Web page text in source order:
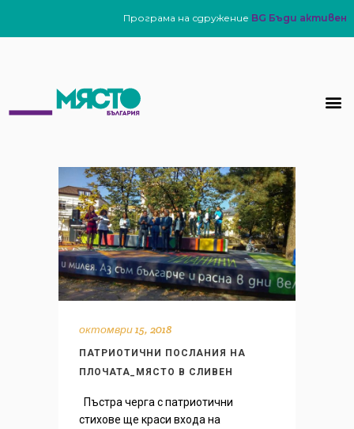
Програма на сдружение BG Бъди активен
октомври 15, 2018
ПАТРИОТИЧНИ ПОСЛАНИЯ НА
ПЛОЧАТА_МЯСТО В СЛИВЕН
Пъстра черга с патриотични
стихове ще краси входа на